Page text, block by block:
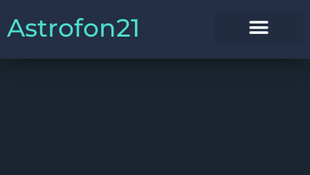
Astrofon21